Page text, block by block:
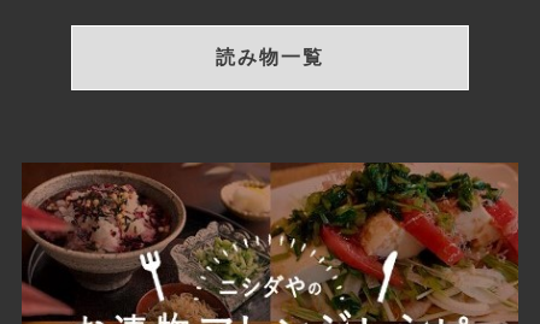
読み物一覧